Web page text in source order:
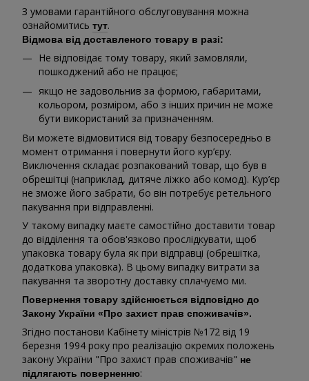
З умовами гарантійного обслуговування можна
ознайомитись тут.
Відмова від доставленого товару в разі:
Не відповідає тому товару, який замовляли,
пошкоджений або не працює;
якщо не задовольнив за формою, габаритами,
кольором, розміром, або з інших причин не може
бути використаний за призначенням.
Ви можете відмовитися від товару безпосередньо в
момент отримання і повернути його кур’єру.
Виключення складає розпакований товар, що був в
обрешітці (наприклад, дитяче ліжко або комод). Кур’єр
не зможе його забрати, бо він потребує ретельного
пакування при відправленні.
У такому випадку маєте самостійно доставити товар
до відділення та обов'язково прослідкувати, щоб
упаковка товару була як при відправці (обрешітка,
додаткова упаковка). В цьому випадку витрати за
пакування та зворотну доставку сплачуємо ми.
Повернення товару здійснюється відповідно до
Закону України «Про захист прав споживачів».
Згідно постанови Кабінету міністрів №172 від 19
березня 1994 року про реалізацію окремих положень
закону України "Про захист прав споживачів" не
підлягають поверненню: